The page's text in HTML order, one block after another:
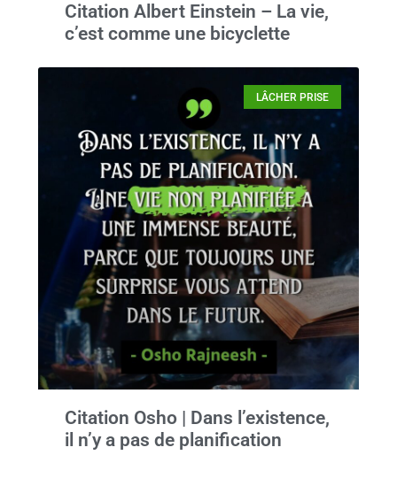
Citation Albert Einstein – La vie,
c’est comme une bicyclette
LÂCHER PRISE
Citation Osho | Dans l’existence,
il n’y a pas de planification